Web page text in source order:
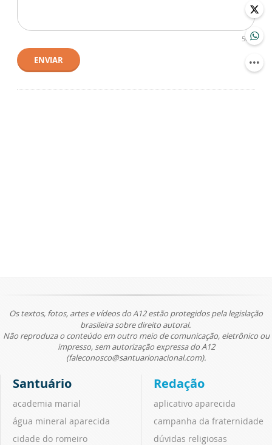
500
ENVIAR
Os textos, fotos, artes e vídeos do A12 estão protegidos pela legislação
brasileira sobre direito autoral.
Não reproduza o conteúdo em outro meio de comunicação, eletrônico ou
impresso, sem autorização expressa do A12
(faleconosco@santuarionacional.com).
Santuário
academia marial
água mineral aparecida
cidade do romeiro
Redação
aplicativo aparecida
campanha da fraternidade
dúvidas religiosas